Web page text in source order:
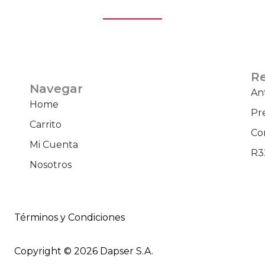
Navegar
Home
Carrito
Mi Cuenta
Nosotros
Términos y Condiciones
Copyright © 2026 Dapser S.A.